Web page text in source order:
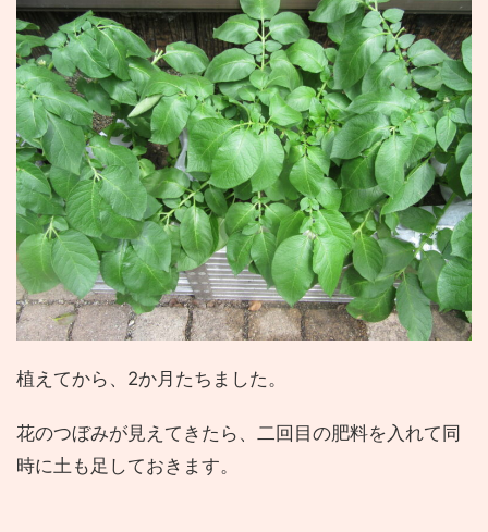
植えてから、2か月たちました。
花のつぼみが見えてきたら、二回目の肥料を入れて同
時に土も足しておきます。